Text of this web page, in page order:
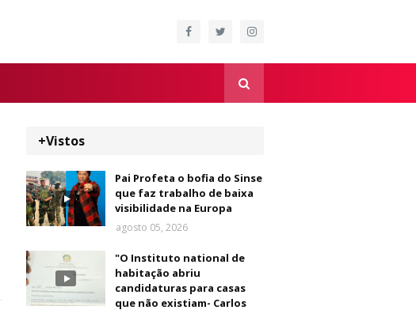
+Vistos
Pai Profeta o bofia do Sinse
que faz trabalho de baixa
visibilidade na Europa
agosto 05, 2026
"O Instituto national de
habitação abriu
candidaturas para casas
que não existiam- Carlos